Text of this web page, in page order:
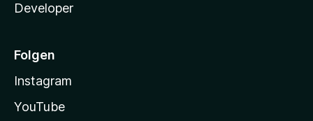
Developer
Folgen
Instagram
YouTube